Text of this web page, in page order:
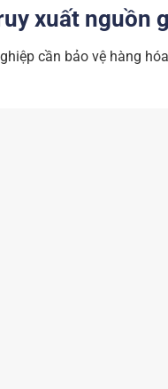
xuất nguồn
cần bảo vệ hàng